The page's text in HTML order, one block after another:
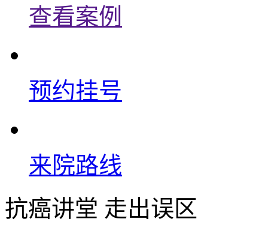
查看案例
预约挂号
来院路线
抗癌讲堂 走出误区